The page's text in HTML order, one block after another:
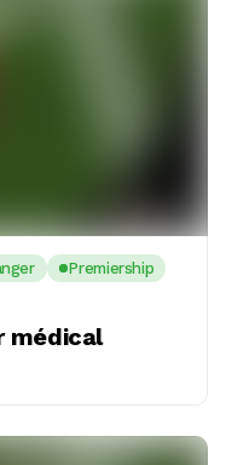
Premiership
médical